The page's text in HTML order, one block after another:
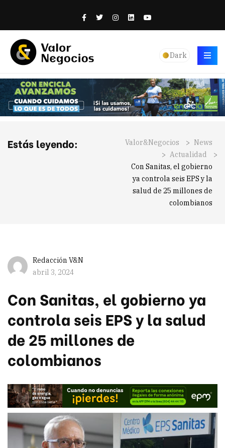
Dark
Estás leyendo: Valor&Negocios > News
> Actualidad
>
Con Sanitas, el gobierno
ya controla seis EPS y la
salud de 25 millones de
colombianos
Redacción V&N
abril 3, 2024
Con Sanitas, el gobierno ya
controla seis EPS y la salud
de 25 millones de
colombianos